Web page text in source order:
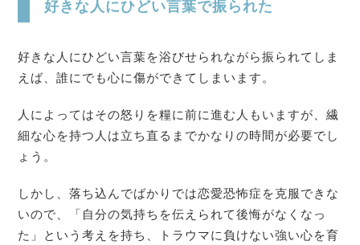
好きな人にひどい言葉で振られた
好きな人にひどい言葉を浴びせられながら振られてしま
えば、誰にでも心に傷ができてしまいます。
人によってはその怒りを糧に前に進む人もいますが、繊
細な心を持つ人は立ち直るまでかなりの時間が必要でし
ょう。
しかし、落ち込んでばかりでは恋愛恐怖症を克服できな
いので、「自分の気持ちを伝えられて後悔がなくなっ
た」という考えを持ち、トラウマに負けない強い心を育